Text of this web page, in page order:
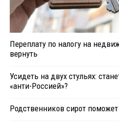
Переплату по налогу на
вернуть
Усидеть на двух стульях:
«анти-Россией»?
Родственников сирот